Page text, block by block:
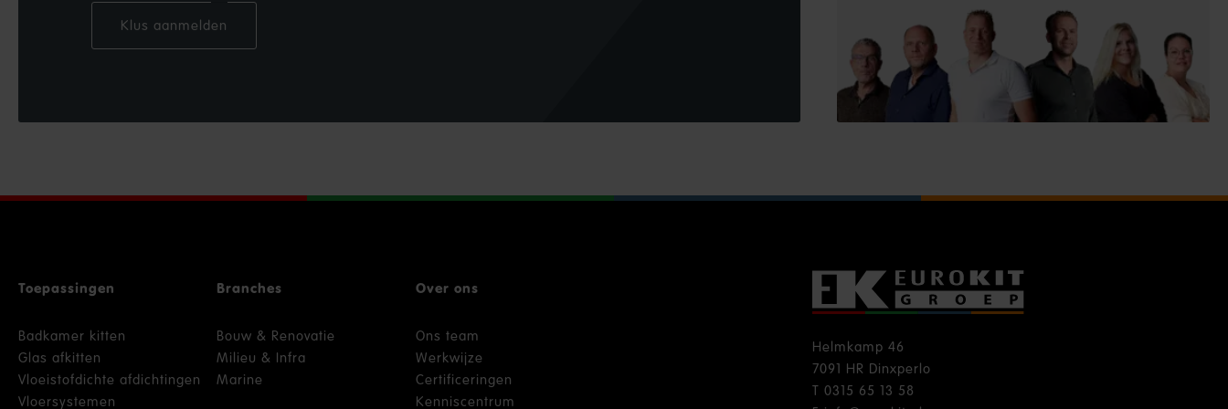
Klus aanmelden
Toepassingen
Badkamer kitten
Glas afkitten
Vloeistofdichte afdichtingen
Vloersystemen
Branches
Bouw & Renovatie
Milieu & Infra
Marine
Over ons
Ons team
Werkwijze
Certificeringen
Kenniscentrum
Helmkamp 46
7091 HR Dinxperlo
T0315 65 13 58